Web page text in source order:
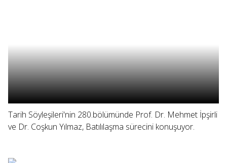
Tarih Söyleşileri'nin 280.bölümünde Prof. Dr. Mehmet İpşirli
ve Dr. Coşkun Yılmaz, Batılılaşma sürecini konuşuyor.